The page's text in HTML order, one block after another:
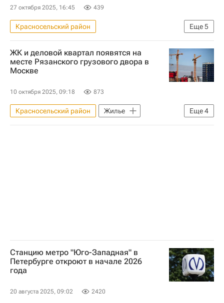
27 октября 2025, 16:45 439
Еще5
Красносельский район
Москва Сегодня: мегаполис для жизни
Москва
Комплекс городского хозяйства Москвы
Городское хозяйство Москвы
ЖК и деловой квартал появятся на
месте Рязанского грузового двора в
Москве
10 октября 2025, 09:18 873
Еще4
Красносельский район
Жилье
Москва
РЖД
Девелоперы
Станцию метро "Юго-Западная" в
Петербурге откроют в начале 2026
года
20 августа 2025, 09:02 2420